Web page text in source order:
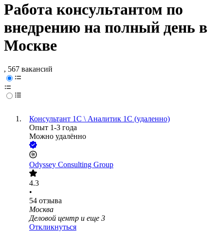
Работа консультантом по
внедрению на полный день в
Москве
, 567 вакансий
Консультант 1С \ Аналитик 1С (удаленно)
Опыт 1-3 года
Можно удалённо
Odyssey Consulting Group
4.3
•
54 отзыва
Москва
Деловой центр и еще 3
Откликнуться